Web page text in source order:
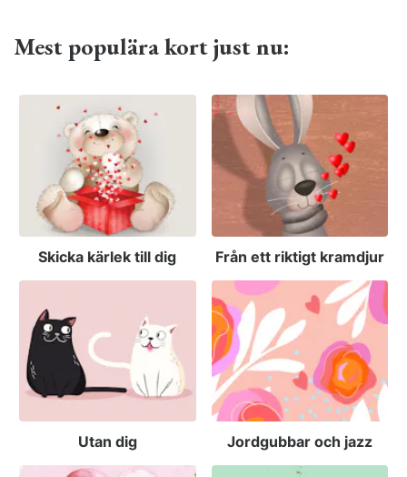
Mest populära kort just nu:
Skicka kärlek till dig Från ett riktigt kramdjur
Utan dig Jordgubbar och jazz